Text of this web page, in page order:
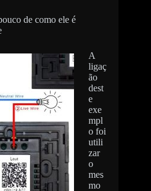
de como ele é
A
ligaç
ão
dest
e
exe
mpl
o foi
utili
zar
o
mes
mo